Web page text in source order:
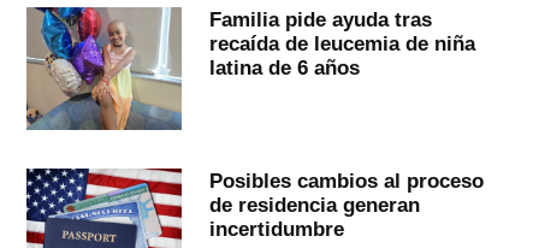
Familia pide ayuda tras
recaída de leucemia de niña
latina de 6 años
Posibles cambios al proceso
de residencia generan
incertidumbre